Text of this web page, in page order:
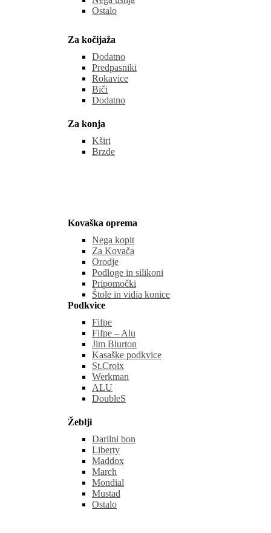
Ostalo
Za kočijaža
Dodatno
Predpasniki
Rokavice
Biči
Dodatno
Za konja
Kširi
Brzde
Kovaška oprema
Nega kopit
Za Kovača
Orodje
Podloge in silikoni
Pripomočki
Štole in vidia konice
Podkvice
Fifpe
Fifpe – Alu
Jim Blurton
Kasaške podkvice
St.Croix
Werkman
ALU
DoubleS
Žeblji
Darilni bon
Liberty
Maddox
March
Mondial
Mustad
Ostalo